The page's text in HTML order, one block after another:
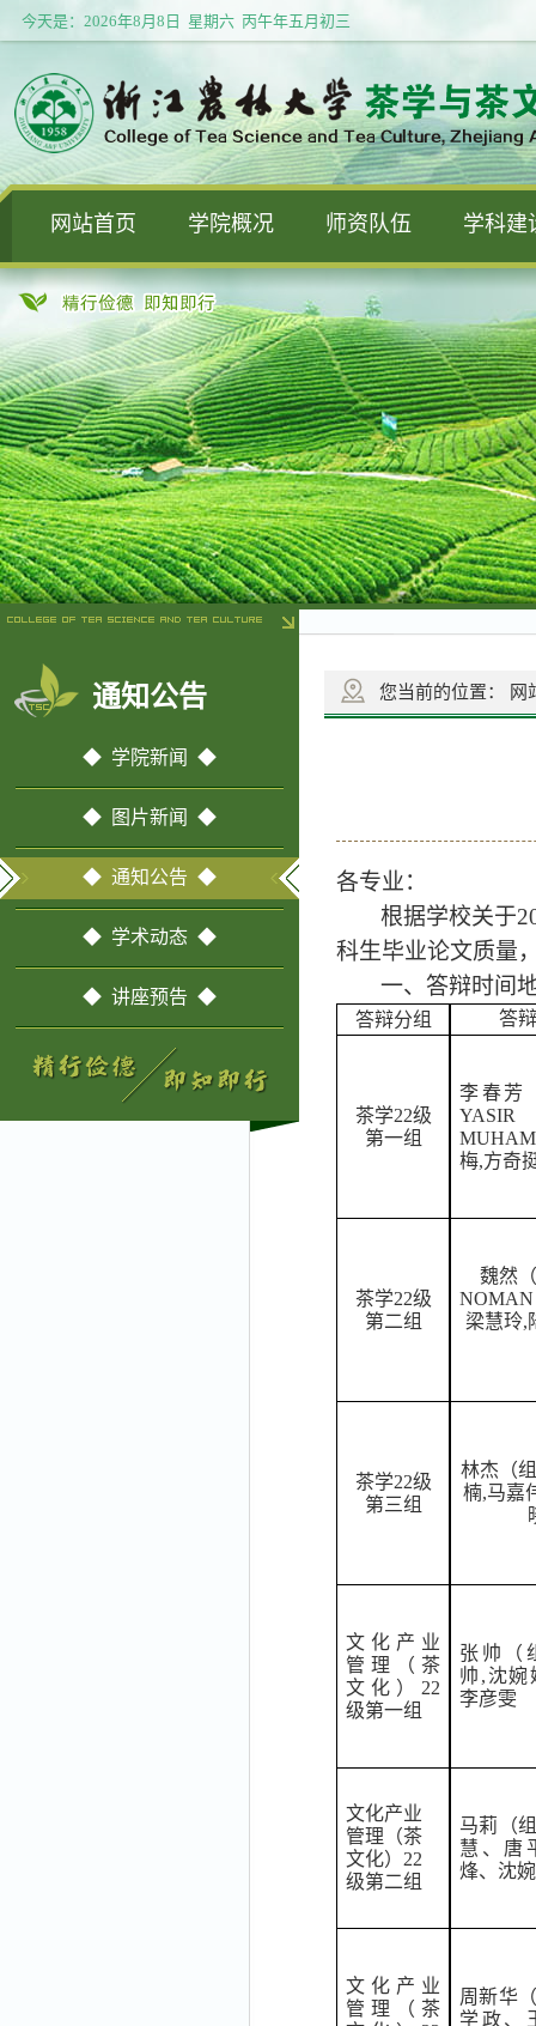
今天是： 2026年8月8日 星期六 丙午年五月初三
网站首页 学院概况 师资队伍 学科建
通知公告
◆ 学院新闻 ◆
◆ 图片新闻 ◆
◆ 通知公告 ◆
◆ 学术动态 ◆
◆ 讲座预告 ◆
您当前的位置： 网
各专业：
根据学校关于
科生毕业论文质量
一、答辩时间
答辩分组 答
茶学22级
第一组
李春芳
YASIR
梅,方奇
茶学22级
第二组
魏然
梁慧玲,
茶学22级
第三组
林杰（
楠,马嘉
文化产业
管理（茶
文化） 22
级第一组
张帅（
帅 ,沈婉
李彦雯
文化产业
管理（茶
文化） 22
级第二组
马莉（
慧、唐
烽、沈
文化产业
管理（茶
周新华
学政、